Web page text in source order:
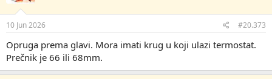
10 Jun 2026 #20.373
Opruga prema glavi. Mora imati krug u koji ulazi termostat.
Prečnik je 66 ili 68mm.